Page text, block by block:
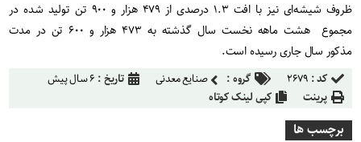
ظروف شیشه‌ای نیز با افت ۱.۳ درصدی از ۴۷۹ هزار و ۹۰۰ تن تولید شده در
مجموع هشت ماهه نخست سال گذشته به ۴۷۳ هزار و ۶۰۰ تن در مدت
مذکور سال جاری رسیده است.
کد : ۲۶۷۹ گروه : صنایع معدنی تاریخ : ۶ سال پیش
پرینت
کپی لینک کوتاه
برچسب ها